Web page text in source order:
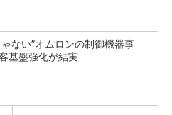
ない”オムロンの制御機器事
基盤強化が結実